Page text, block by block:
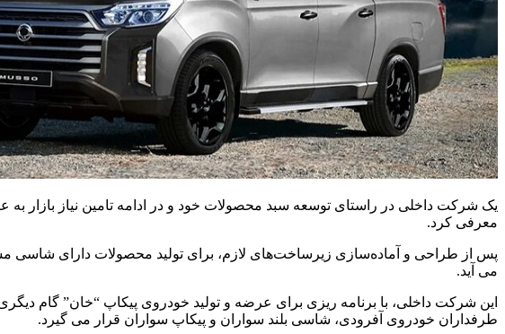
معرفی کرد.
پس از طراحی و آماده‌سازی زیرساخت‌های لازم، برای تولید محصولات دارای شاسی
می آید.
این شرکت داخلی، با برنامه ریزی برای عرضه و تولید خودروی پیکاپ “خان” گام
طرفداران خودروی آفرودی، شاسی بلند سواران و پیکاپ سواران قرار می گیرد.